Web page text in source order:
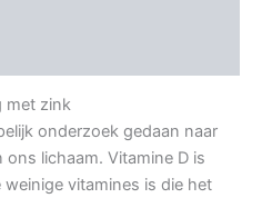
met zink
onderzoek gedaan naar
lichaam. Vitamine D is
vitamines is die het